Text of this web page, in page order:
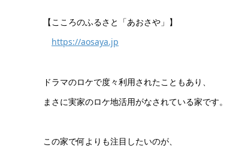
【こころのふるさと「あおさや」】
https://aosaya.jp
ドラマのロケで度々利用されたこともあり、
まさに実家のロケ地活用がなされている家です。
この家で何よりも注目したいのが、